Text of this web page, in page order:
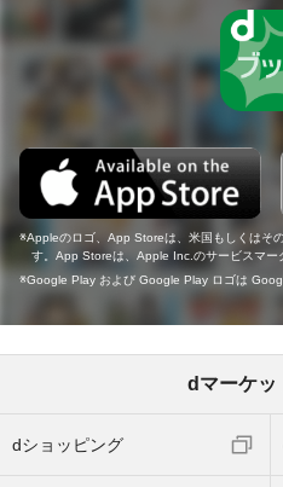
Appleのロゴ、App Storeは、米国もしくはそ
す。App Storeは、Apple Inc.のサービスマー
Google Play および Google Play ロゴは
dマーケッ
dショッピング